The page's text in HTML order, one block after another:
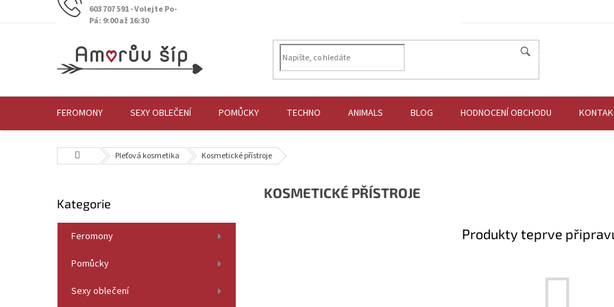
603 707 591 - Volejte Po-
Pá: 9:00 až 16:30
FEROMONY SEXY OBLEČENÍ POMŮCKY TECHNO ANIMALS BLOG HODNOCENÍ OBCHODU
Domů Pleťová kosmetika Kosmetické přístroje
o
s
Přeskočit
Kategorie
Feromony
Pomůcky
Sexy oblečení
KOSMETICKÉ PŘÍSTROJE
Produkty teprve